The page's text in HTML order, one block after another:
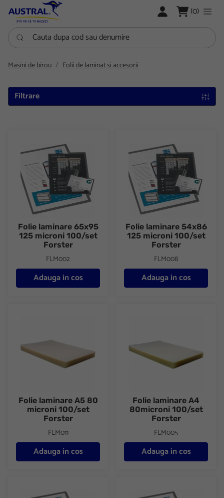
LOGARE (0)
Cauta dupa cod sau denumire
Masini de birou Folii de laminat si accesorii
Filtrare
Folie laminare 65x95 125 microni 100/set Forster
Folie laminare 65x95
125 microni 100/set
Forster
FLM002
Adauga in cos
Folie laminare 54x86 125
Folie laminare 54x86
125 microni 100/set
Forster
FLM008
Adauga in cos
Folie laminare A5 80
microni 100/set
Forster
FLM011
Adauga in cos
Folie laminare A4
80microni 100/set
Forster
FLM005
Adauga in cos
Folie laminare A4 125 microni 100/set ForsterFolie laminare A3 80microni